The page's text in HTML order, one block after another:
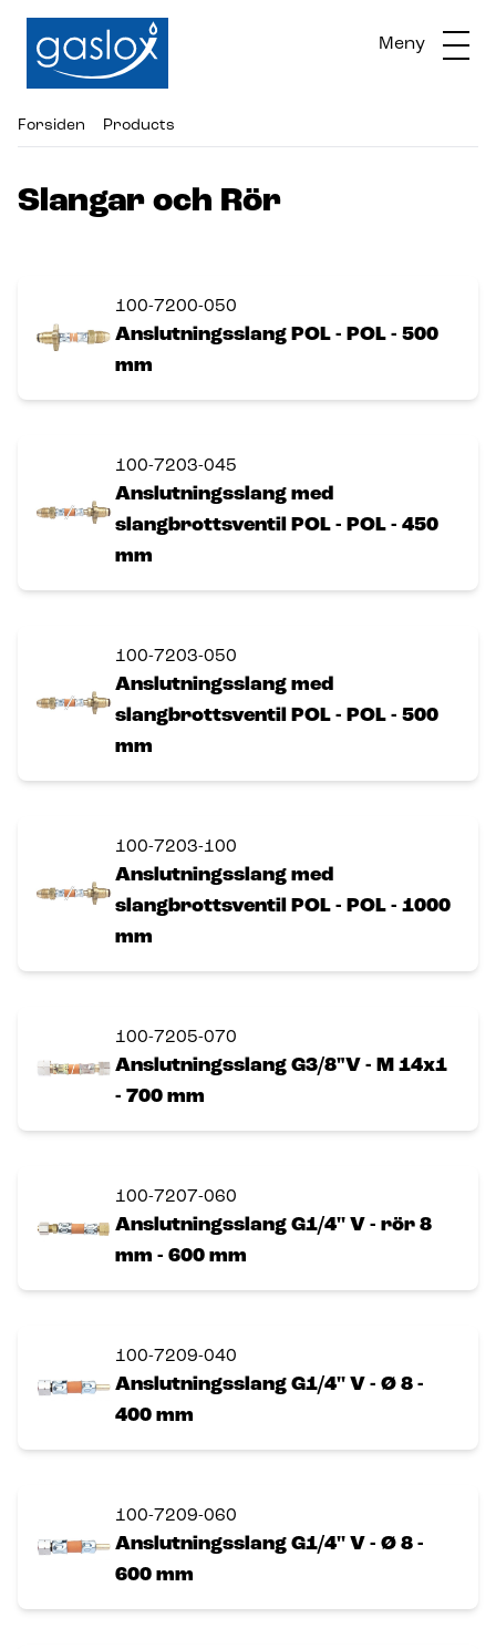
Meny
Forsiden Products
Slangar och Rör
100-7200-050
Anslutningsslang POL - POL - 500
mm
100-7203-045
Anslutningsslang med
slangbrottsventil POL - POL - 450
mm
100-7203-050
Anslutningsslang med
slangbrottsventil POL - POL - 500
mm
100-7203-100
Anslutningsslang med
slangbrottsventil POL - POL - 1000
mm
100-7205-070
Anslutningsslang G3/8"V - M 14x1
- 700 mm
100-7207-060
Anslutningsslang G1/4'' V - rör 8
mm - 600 mm
100-7209-040
Anslutningsslang G1/4'' V - Ø 8 -
400 mm
100-7209-060
Anslutningsslang G1/4'' V - Ø 8 -
600 mm